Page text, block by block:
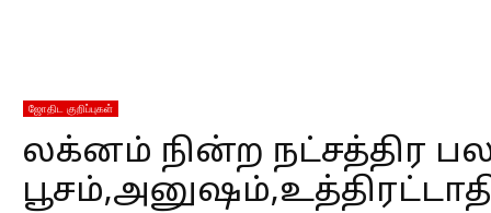
ஜோதிட குறிப்புகள்
லக்னம் நின்ற நட்சத்திர